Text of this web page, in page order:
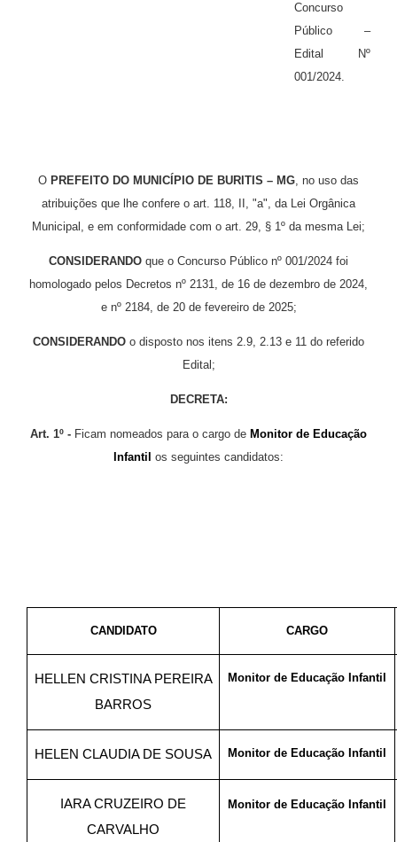
Concurso
Público –
Edital Nº
001/2024.
O PREFEITO DO MUNICÍPIO DE BURITIS – MG, no uso das
atribuições que lhe confere o art. 118, II, "a", da Lei Orgânica
Municipal, e em conformidade com o art. 29, § 1º da mesma Lei;
CONSIDERANDO que o Concurso Público nº 001/2024 foi
homologado pelos Decretos nº 2131, de 16 de dezembro de 2024,
e nº 2184, de 20 de fevereiro de 2025;
CONSIDERANDO o disposto nos itens 2.9, 2.13 e 11 do referido
Edital;
DECRETA:
Art. 1º - Ficam nomeados para o cargo de Monitor de Educação
Infantil os seguintes candidatos:
CANDIDATO CARGO
HELLEN CRISTINA PEREIRA
BARROS
Monitor de Educação Infantil
HELEN CLAUDIA DE SOUSA Monitor de Educação Infantil
IARA CRUZEIRO DE
CARVALHO
Monitor de Educação Infantil